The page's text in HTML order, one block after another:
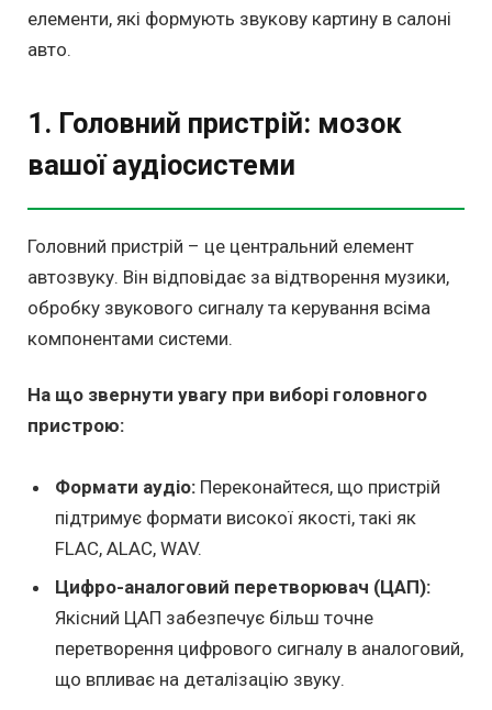
елементи, які формують звукову картину в салоні
авто.
1. Головний пристрій: мозок
вашої аудіосистеми
Головний пристрій – це центральний елемент
автозвуку. Він відповідає за відтворення музики,
обробку звукового сигналу та керування всіма
компонентами системи.
На що звернути увагу при виборі головного
пристрою:
Формати аудіо: Переконайтеся, що пристрій
підтримує формати високої якості, такі як
FLAC, ALAC, WAV.
Цифро-аналоговий перетворювач (ЦАП):
Якісний ЦАП забезпечує більш точне
перетворення цифрового сигналу в аналоговий,
що впливає на деталізацію звуку.